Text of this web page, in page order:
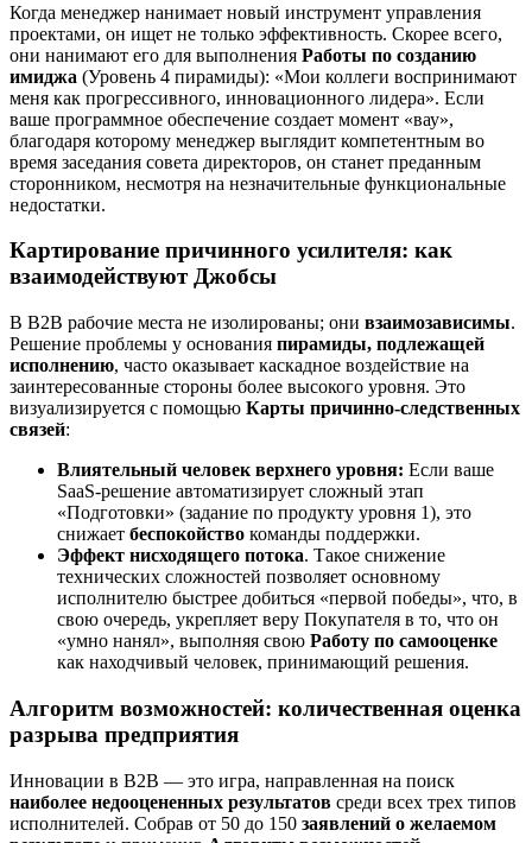
Когда менеджер нанимает новый инструмент управления
проектами, он ищет не только эффективность. Скорее всего,
они нанимают его для выполнения Работы по созданию
имиджа (Уровень 4 пирамиды): «Мои коллеги воспринимают
меня как прогрессивного, инновационного лидера». Если
ваше программное обеспечение создает момент «вау»,
благодаря которому менеджер выглядит компетентным во
время заседания совета директоров, он станет преданным
сторонником, несмотря на незначительные функциональные
недостатки.
Картирование причинного усилителя: как
взаимодействуют Джобсы
В B2B рабочие места не изолированы; они взаимозависимы.
Решение проблемы у основания пирамиды, подлежащей
исполнению, часто оказывает каскадное воздействие на
заинтересованные стороны более высокого уровня. Это
визуализируется с помощью Карты причинно-следственных
связей:
Влиятельный человек верхнего уровня: Если ваше
SaaS-решение автоматизирует сложный этап
«Подготовки» (задание по продукту уровня 1), это
снижает беспокойство команды поддержки.
Эффект нисходящего потока. Такое снижение
технических сложностей позволяет основному
исполнителю быстрее добиться «первой победы», что, в
свою очередь, укрепляет веру Покупателя в то, что он
«умно нанял», выполняя свою Работу по самооценке
как находчивый человек, принимающий решения.
Алгоритм возможностей: количественная оценка
разрыва предприятия
Инновации в B2B — это игра, направленная на поиск
наиболее недооцененных результатов среди всех трех типов
исполнителей. Собрав от 50 до 150 заявлений о желаемом